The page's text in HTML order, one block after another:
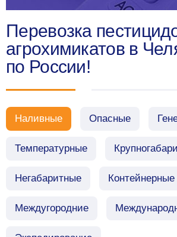
Перевозка
агрохимикатов в
по России!
Наливные Опасные
Температурные
Негабаритные Контейнерные
Междугородние